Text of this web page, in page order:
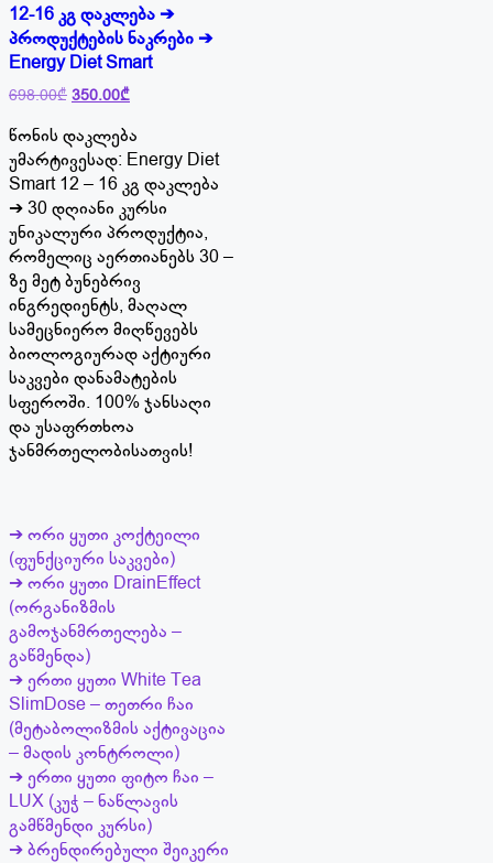
12-16 კგ დაკლება ➔
პროდუქტების ნაკრები ➔
Energy Diet Smart
698.00₾ Original
was:
698.00₾.
350.00₾Current
is:
350.00₾.
წონის დაკლება
უმარტივესად: Energy Diet
Smart 12 – 16 კგ დაკლება
➔ 30 დღიანი კურსი
უნიკალური პროდუქტია,
რომელიც აერთიანებს 30 –
ზე მეტ ბუნებრივ
ინგრედიენტს, მაღალ
სამეცნიერო მიღწევებს
ბიოლოგიურად აქტიური
საკვები დანამატების
სფეროში. 100% ჯანსაღი
და უსაფრთხოა
ჯანმრთელობისათვის!
➔ ორი ყუთი კოქტეილი
(ფუნქციური საკვები)
➔ ორი ყუთი DrainEffect
(ორგანიზმის
გამოჯანმრთელება –
გაწმენდა)
➔ ერთი ყუთი White Tea
SlimDose – თეთრი ჩაი
(მეტაბოლიზმის აქტივაცია
– მადის კონტროლი)
➔ ერთი ყუთი ფიტო ჩაი –
LUX (კუჭ – ნაწლავის
გამწმენდი კურსი)
➔ ბრენდირებული შეიკერი